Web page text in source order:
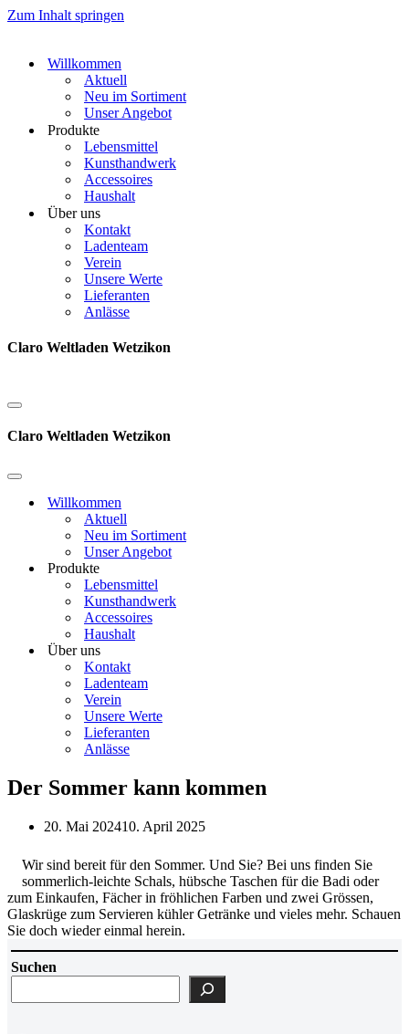
Zum Inhalt springen
Willkommen
Aktuell
Neu im Sortiment
Unser Angebot
Produkte
Lebensmittel
Kunsthandwerk
Accessoires
Haushalt
Über uns
Kontakt
Ladenteam
Verein
Unsere Werte
Lieferanten
Anlässe
Claro Weltladen Wetzikon
Navigationsmenü
Claro Weltladen Wetzikon
Navigationsmenü
Willkommen
Aktuell
Neu im Sortiment
Unser Angebot
Produkte
Lebensmittel
Kunsthandwerk
Accessoires
Haushalt
Über uns
Kontakt
Ladenteam
Verein
Unsere Werte
Lieferanten
Anlässe
Der Sommer kann kommen
20. Mai 202410. April 2025
Wir sind bereit für den Sommer. Und Sie? Bei uns finden Sie
sommerlich-leichte Schals, hübsche Taschen für die Badi oder
zum Einkaufen, Fächer in fröhlichen Farben und zwei Grössen,
Glaskrüge zum Servieren kühler Getränke und vieles mehr. Schauen
Sie doch wieder einmal herein.
Suchen